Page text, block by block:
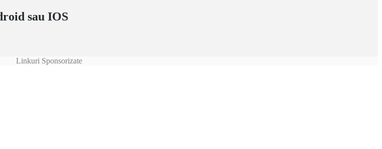
sau IOS
Linkuri Sponsorizate